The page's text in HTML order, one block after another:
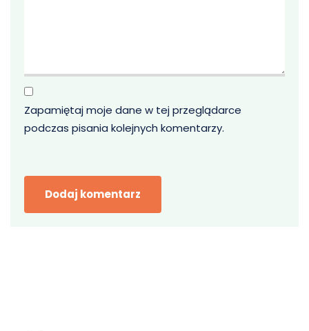
Zapamiętaj moje dane w tej przeglądarce
podczas pisania kolejnych komentarzy.